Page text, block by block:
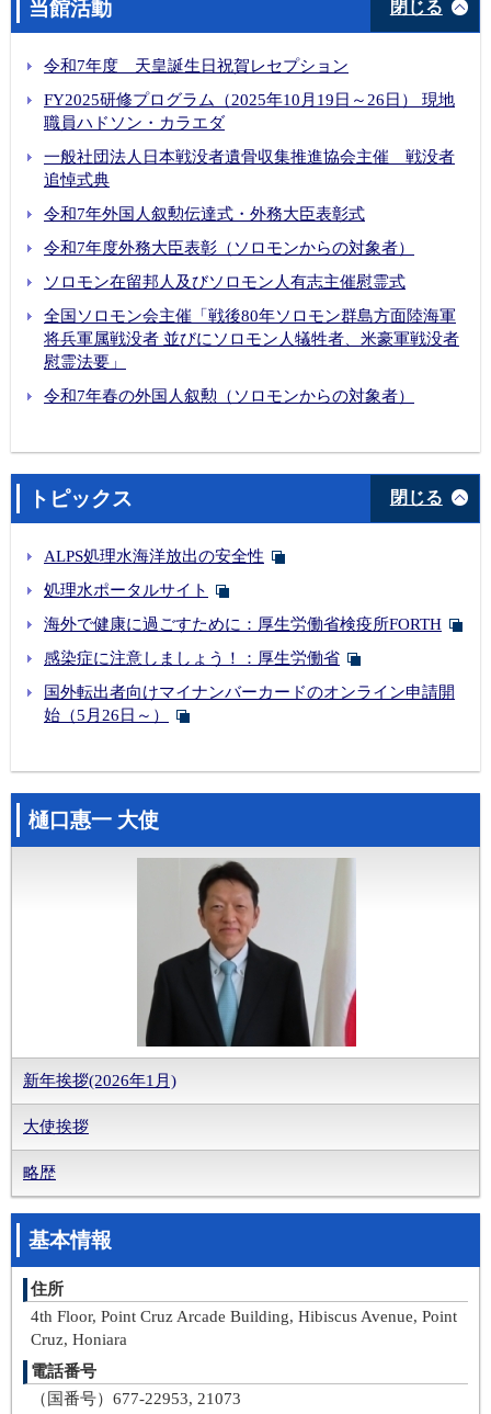
当館活動 閉じる
令和7年度 天皇誕生日祝賀レセプション
FY2025研修プログラム（2025年10月19日～26日） 現地
職員ハドソン・カラエダ
一般社団法人日本戦没者遺骨収集推進協会主催 戦没者
追悼式典
令和7年外国人叙勲伝達式・外務大臣表彰式
令和7年度外務大臣表彰（ソロモンからの対象者）
ソロモン在留邦人及びソロモン人有志主催慰霊式
全国ソロモン会主催「戦後80年ソロモン群島方面陸海軍
将兵軍属戦没者 並びにソロモン人犠牲者、米豪軍戦没者
慰霊法要」
令和7年春の外国人叙勲（ソロモンからの対象者）
トピックス 閉じる
ALPS処理水海洋放出の安全性
処理水ポータルサイト
海外で健康に過ごすために：厚生労働省検疫所FORTH
感染症に注意しましょう！：厚生労働省
国外転出者向けマイナンバーカードのオンライン申請開
始（5月26日～）
樋口惠一 大使
新年挨拶(2026年1月)
大使挨拶
略歴
基本情報
住所
4th Floor, Point Cruz Arcade Building, Hibiscus Avenue, Point
Cruz, Honiara
電話番号
（国番号）677-22953, 21073